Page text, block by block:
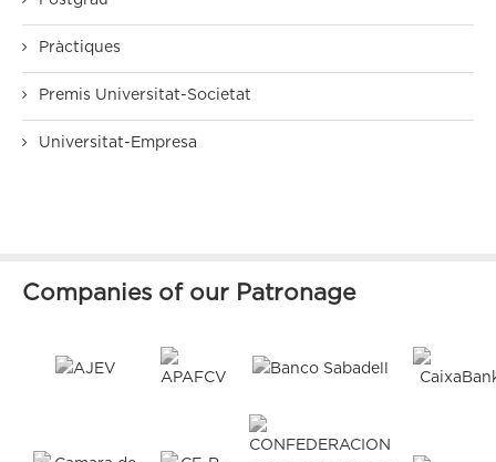
Pràctiques
Premis Universitat-Societat
Universitat-Empresa
Companies of our Patronage